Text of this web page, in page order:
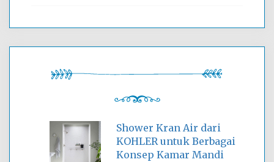
Shower Kran Air dari
KOHLER untuk Berbagai
Konsep Kamar Mandi